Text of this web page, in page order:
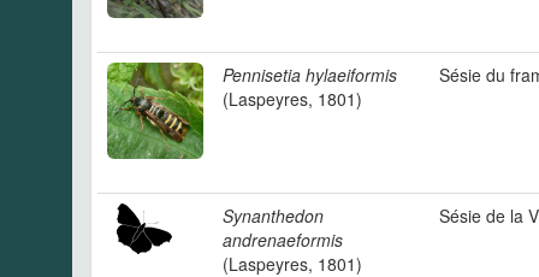
Pennisetia hylaeiformis
(Laspeyres, 1801)
Sésie du
Synanthedon
andrenaeformis
(Laspeyres, 1801)
Sésie de la